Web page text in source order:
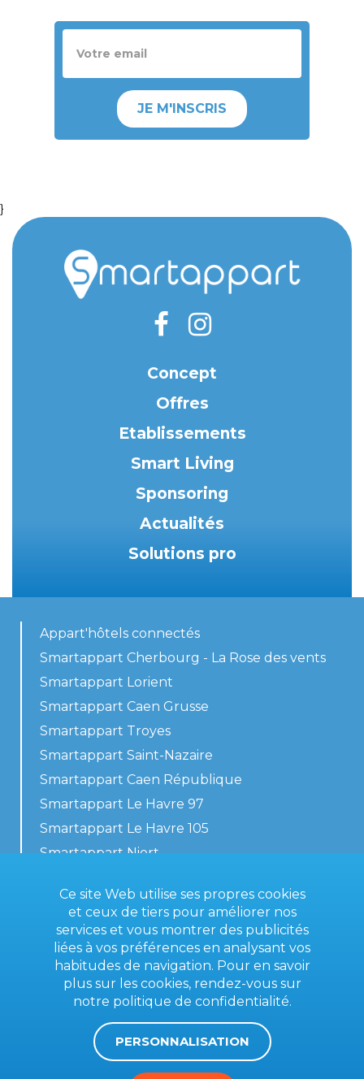
JE M'INSCRIS
}
Concept
Offres
Etablissements
Smart Living
Sponsoring
Actualités
Solutions pro
Appart'hôtels connectés
Smartappart Cherbourg - La Rose des vents
Smartappart Lorient
Smartappart Caen Grusse
Smartappart Troyes
Smartappart Saint-Nazaire
Smartappart Caen République
Smartappart Le Havre 97
Smartappart Le Havre 105
Smartappart Niort
Contactez-nous
Conditions générales
Mentions légales
Ce site Web utilise ses propres cookies
et ceux de tiers pour améliorer nos
services et vous montrer des publicités
liées à vos préférences en analysant vos
habitudes de navigation. Pour en savoir
plus sur les cookies, rendez-vous sur
notre politique de confidentialité.
PERSONNALISATION